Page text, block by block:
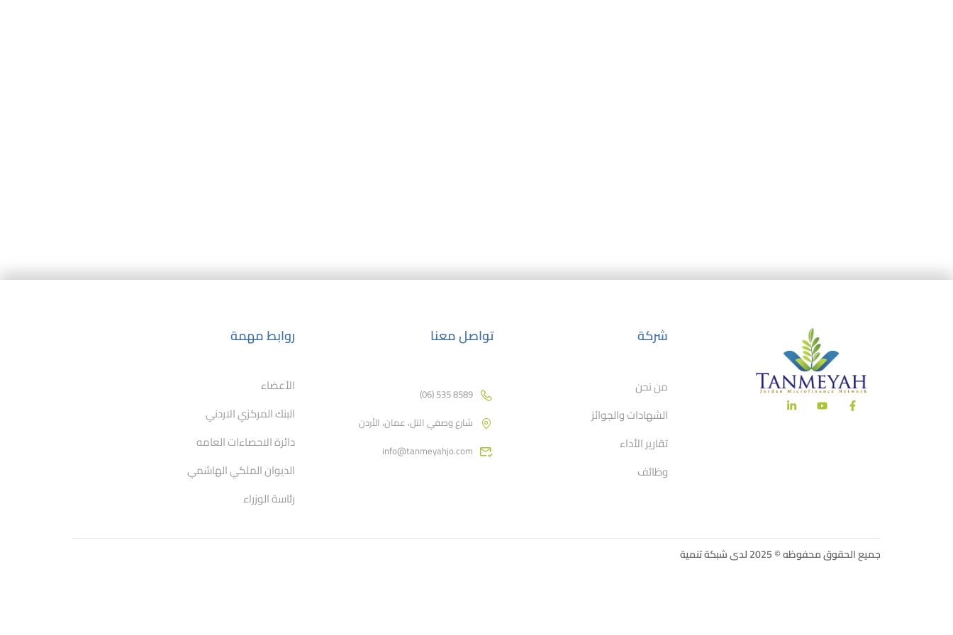
شركة
من نحن
الشهادات والجوائز
تقارير الأداء
وظائف
تواصل معنا
8589 535 (06)
شارع وصفي التل، عمان، الأردن
info@tanmeyahjo.com
روابط مهمة
الأعضاء
البنك المركزي الاردني
دائرة الاحصاءات العامه
الديوان الملكي الهاشمي
رئاسة الوزراء
جميع الحقوق محفوظه © 2025 لدى شبكة تنمية
تنمية - الشبكة الداعمة لقطاع
التمويل الأصغر في الأردن